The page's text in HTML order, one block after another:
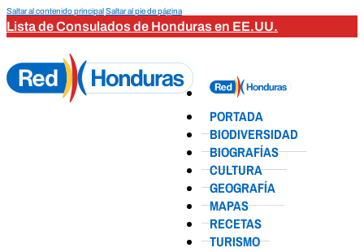
Saltar al contenido principalSaltar al pie de página
Lista de Consulados de Honduras en EE.UU.
PORTADA
BIODIVERSIDAD
BIOGRAFÍAS
CULTURA
GEOGRAFÍA
MAPAS
RECETAS
TURISMO